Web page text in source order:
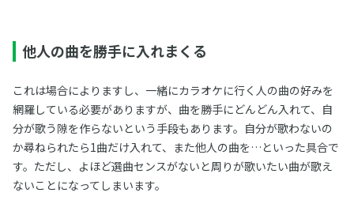
他人の曲を勝手に入れまくる
これは場合によりますし、一緒にカラオケに行く人の曲の好みを
網羅している必要がありますが、曲を勝手にどんどん入れて、自
分が歌う隙を作らないという手段もあります。自分が歌わないの
か尋ねられたら1曲だけ入れて、また他人の曲を…といった具合で
す。ただし、よほど選曲センスがないと周りが歌いたい曲が歌え
ないことになってしまいます。